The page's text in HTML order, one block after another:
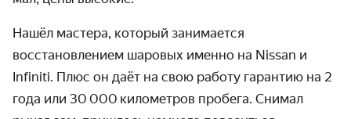
Нашёл мастера, который занимается
восстановлением шаровых именно на Nissan и
Infiniti. Плюс он даёт на свою работу гарантию на 2
года или 30 000 километров пробега. Снимал